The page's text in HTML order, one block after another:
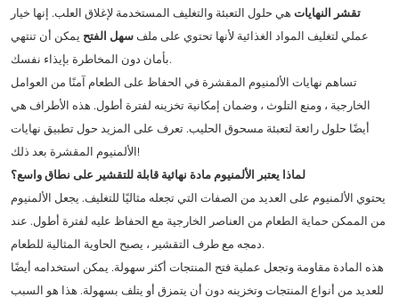
تقشر النهايات هي حلول التعبئة والتغليف المستخدمة لإغلاق العلب. إنها خيار
عملي لتغليف المواد الغذائية لأنها تحتوي على ملف سهل الفتح يمكن أن تنتهي
بأمان دون المخاطرة بإيذاء نفسك.
تساهم نهايات الألمنيوم المقشرة في الحفاظ على الطعام آمنًا من العوامل
الخارجية ، ومنع التلوث ، وضمان إمكانية تخزينه لفترة أطول. هذه الأطراف هي
أيضًا حلول رائعة لتعبئة مسحوق الحليب. تعرف على المزيد حول تطبيق نهايات
الألمنيوم المقشرة بعد ذلك!
لماذا يعتبر الألمنيوم مادة نهائية قابلة للتقشير على نطاق واسع؟
يحتوي الألمنيوم على العديد من الصفات التي تجعله مثاليًا للتغليف. يجعل الألمنيوم
من الممكن حماية الطعام من العناصر الخارجية مع الحفاظ عليه لفترة أطول. عند
دمجه مع طرف التقشير ، يصبح الحاوية المثالية للطعام.
هذه المادة مقاومة وتجعل عملية فتح المنتجات أكثر سهولة. يمكن استخدامه أيضًا
للعديد من أنواع المنتجات وتخزينه دون أن يتمزق أو يتلف بسهولة. هذا هو السبب